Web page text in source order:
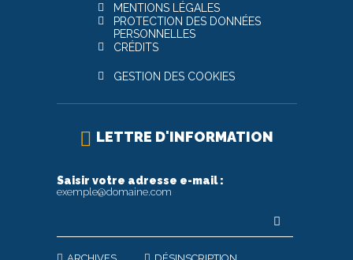
MENTIONS LÉGALES
PROTECTION DES DONNÉES
PERSONNELLES
CRÉDITS
GESTION DES COOKIES
LETTRE D'INFORMATION
Saisir votre adresse e-mail :
exemple@domaine.com